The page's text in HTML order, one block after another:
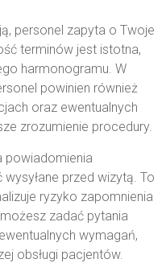
personel zapyta o Twoje
terminów jest istotna,
harmonogramu. W
powinien również
oraz ewentualnych
zrozumienie procedury.
powiadomienia
przed wizytą. To
ryzyko zapomnienia
zadać pytania
wymagań,
obsługi pacjentów.